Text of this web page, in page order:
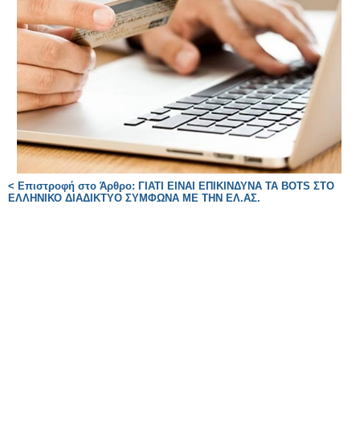
< Επιστροφή στο Άρθρο: ΓΙΑΤΙ ΕΙΝΑΙ ΕΠΙΚΙΝΔΥΝΑ ΤΑ BOTS ΣΤΟ
ΕΛΛΗΝΙΚΟ ΔΙΑΔΙΚΤΥΟ ΣΥΜΦΩΝΑ ΜΕ ΤΗΝ ΕΛ.ΑΣ.